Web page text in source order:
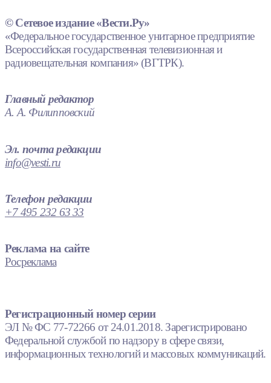
© Сетевое издание «Вести.Ру»
«Федеральное государственное унитарное предприятие
Всероссийская государственная телевизионная и
радиовещательная компания» (ВГТРК).
Главный редактор
А. А. Филипповский
Эл. почта редакции
info@vesti.ru
Телефон редакции
+7 495 232 63 33
Реклама на сайте
Росреклама
Регистрационный номер серии
ЭЛ № ФС 77-72266 от 24.01.2018. Зарегистрировано
Федеральной службой по надзору в сфере связи,
информационных технологий и массовых коммуникаций.